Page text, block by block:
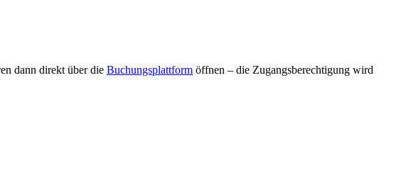
dann direkt über die Buchungsplattform öffnen – die Zugangsberechtigung wird